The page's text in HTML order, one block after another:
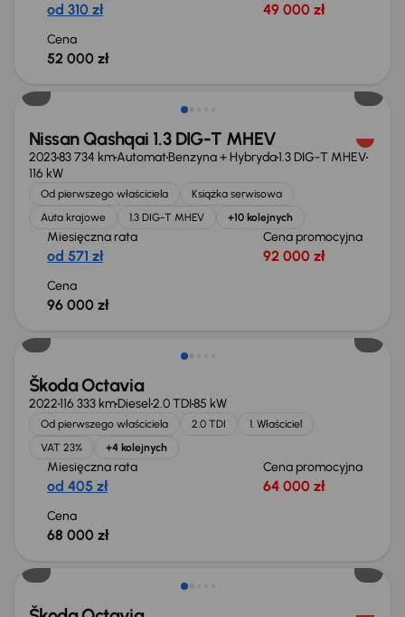
od 310 zł 49 000 zł
Cena
52 000 zł
Możliwość odliczenia VAT
Nissan Qashqai 1.3 DIG-T MHEV
202383 734 kmAutomatBenzyna + Hybryda1.3 DIG-T MHEV
116 kW
Od pierwszego właściciela
Książka serwisowa
Auta krajowe
1.3 DIG-T MHEV +10 kolejnych
Miesięczna rata
od 571 zł
Cena promocyjna
92 000 zł
Cena
96 000 zł
Możliwość odliczenia VAT
Škoda Octavia
2022116 333 kmDiesel2.0 TDI85 kW
Od pierwszego właściciela 2.0 TDI
1. Właściciel
VAT 23%
+4 kolejnych
Miesięczna rata
od 405 zł
Cena promocyjna
64 000 zł
Cena
68 000 zł
Możliwość odliczenia VAT